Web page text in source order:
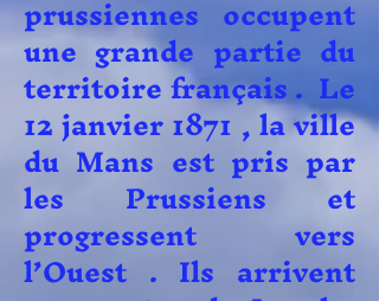
prussiennes occupent
une grande partie du
territoire français . Le
12 janvier 1871 , la ville
du Mans est pris par
les Prussiens et
progressent vers
l’Ouest . Ils arrivent